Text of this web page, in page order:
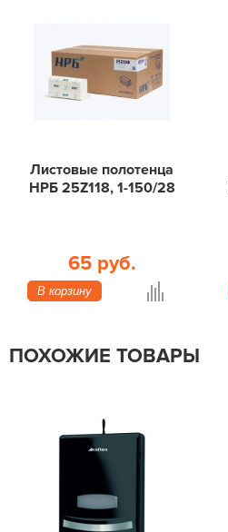
Листовые полотенца
НРБ 25Z118, 1-150/28
65 руб.
В корзину
ПОХОЖИЕ ТОВАРЫ